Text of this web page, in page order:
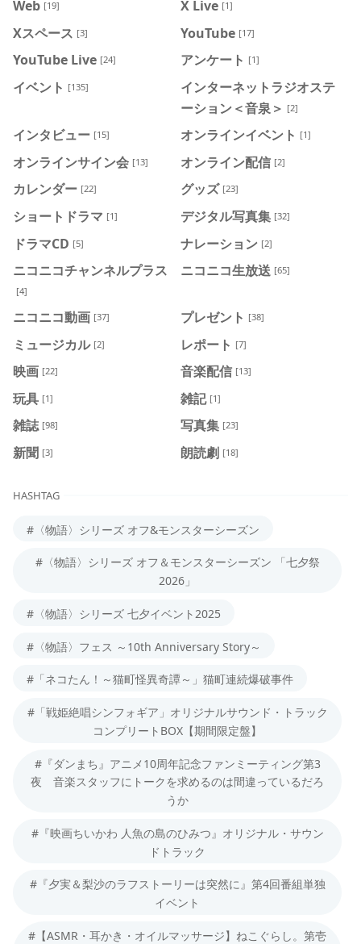
Web [19] X Live [1]
Xスペース [3] YouTube [17]
YouTube Live [24] アンケート [1]
イベント [135]
インターネットラジオステ
ーション＜音泉＞ [2]
インタビュー [15] オンラインイベント [1]
オンラインサイン会 [13] オンライン配信 [2]
カレンダー [22] グッズ [23]
ショートドラマ [1] デジタル写真集 [32]
ドラマCD [5] ナレーション [2]
ニコニコチャンネルプラス
[4]
ニコニコ生放送 [65]
ニコニコ動画 [37] プレゼント [38]
ミュージカル [2] レポート [7]
映画 [22] 音楽配信 [13]
玩具 [1] 雑記 [1]
雑誌 [98] 写真集 [23]
新聞 [3] 朗読劇 [18]
HASHTAG
#〈物語〉シリーズ オフ&モンスターシーズン
#〈物語〉シリーズ オフ＆モンスターシーズン 「七夕祭
2026」
#〈物語〉シリーズ 七夕イベント2025
#〈物語〉フェス ～10th Anniversary Story～
#「ネコたん！～猫町怪異奇譚～」猫町連続爆破事件
#「戦姫絶唱シンフォギア」オリジナルサウンド・トラック
コンプリートBOX【期間限定盤】
#『ダンまち』アニメ10周年記念ファンミーティング第3
夜 音楽スタッフにトークを求めるのは間違っているだろ
うか
#『映画ちいかわ 人魚の島のひみつ』オリジナル・サウン
ドトラック
#『夕実＆梨沙のラフストーリーは突然に』第4回番組単独
イベント
#【ASMR・耳かき・オイルマッサージ】ねこぐらし。第壱